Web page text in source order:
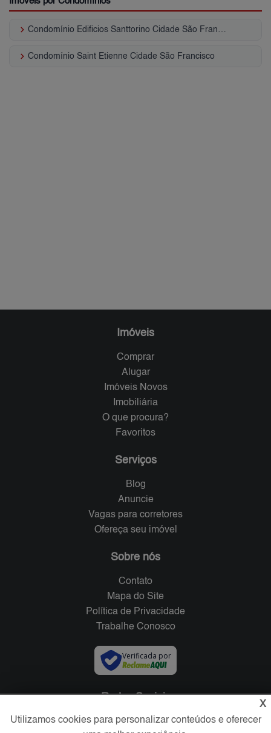
keyboard_arrow_right Condomínio Edificios Santtorino Cidade São Francisco
keyboard_arrow_right Condomínio Saint Etienne Cidade São Francisco
Imóveis
Comprar
Alugar
Imóveis Novos
Imobiliária
O que procura?
Favoritos
Serviços
Blog
Anuncie
Vagas para corretores
Ofereça seu imóvel
Sobre nós
Contato
Mapa do Site
Política de Privacidade
Trabalhe Conosco
Verificada por
Redes Sociais
X
Utilizamos cookies para personalizar conteúdos e oferecer